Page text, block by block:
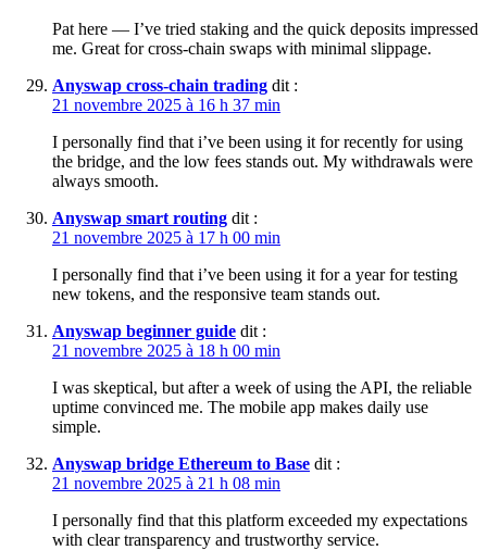
Pat here — I’ve tried staking and the quick deposits impressed
me. Great for cross-chain swaps with minimal slippage.
Anyswap cross-chain trading dit :
21 novembre 2025 à 16 h 37 min
I personally find that i’ve been using it for recently for using
the bridge, and the low fees stands out. My withdrawals were
always smooth.
Anyswap smart routing dit :
21 novembre 2025 à 17 h 00 min
I personally find that i’ve been using it for a year for testing
new tokens, and the responsive team stands out.
Anyswap beginner guide dit :
21 novembre 2025 à 18 h 00 min
I was skeptical, but after a week of using the API, the reliable
uptime convinced me. The mobile app makes daily use
simple.
Anyswap bridge Ethereum to Base dit :
21 novembre 2025 à 21 h 08 min
I personally find that this platform exceeded my expectations
with clear transparency and trustworthy service.